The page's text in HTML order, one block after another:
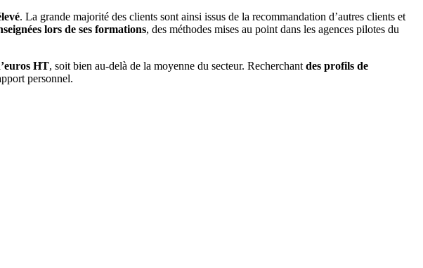
. La grande majorité des clients sont ainsi issus de la recommandation d’autres clients et
lors de ses formations, des méthodes mises au point dans les agences pilotes du
HT, soit bien au-delà de la moyenne du secteur. Recherchantdes profils de
personnel.